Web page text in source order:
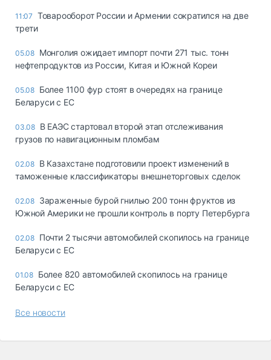
11:07 Товарооборот России и Армении сократился на две
трети
05.08 Монголия ожидает импорт почти 271 тыс. тонн
нефтепродуктов из России, Китая и Южной Кореи
05.08 Более 1100 фур стоят в очередях на границе
Беларуси с ЕС
03.08 В ЕАЭС стартовал второй этап отслеживания
грузов по навигационным пломбам
02.08 В Казахстане подготовили проект изменений в
таможенные классификаторы внешнеторговых сделок
02.08 Зараженные бурой гнилью 200 тонн фруктов из
Южной Америки не прошли контроль в порту Петербурга
02.08 Почти 2 тысячи автомобилей скопилось на границе
Беларуси с ЕС
01.08 Более 820 автомобилей скопилось на границе
Беларуси с ЕС
Все новости